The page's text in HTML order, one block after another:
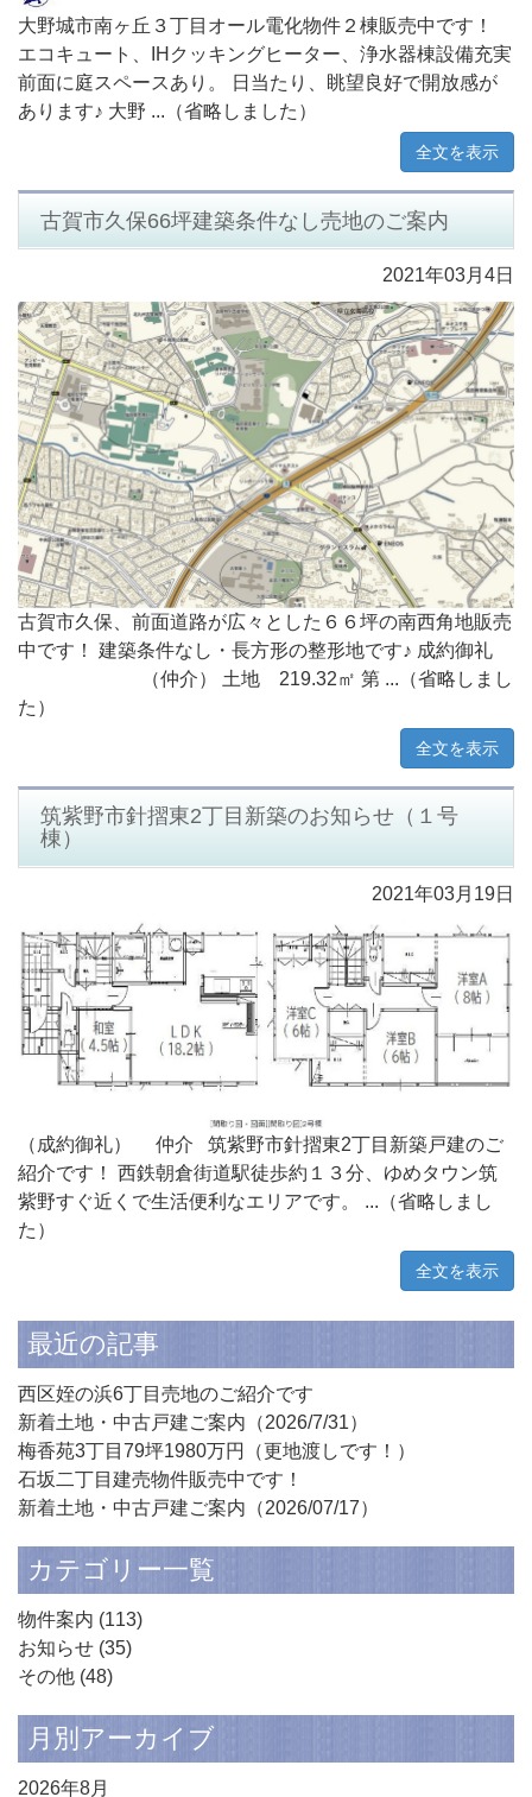
大野城市南ヶ丘３丁目オール電化物件２棟販売中です！
エコキュート、IHクッキングヒーター、浄水器棟設備充実
前面に庭スペースあり。 日当たり、眺望良好で開放感が
あります♪ 大野 ...（省略しました）
全文を表示
古賀市久保66坪建築条件なし売地のご案内
2021年03月4日
古賀市久保、前面道路が広々とした６６坪の南西角地販売
中です！ 建築条件なし・長方形の整形地です♪ 成約御礼
（仲介） 土地 219.32㎡ 第 ...（省略しまし
た）
全文を表示
筑紫野市針摺東2丁目新築のお知らせ（１号
棟）
2021年03月19日
（成約御礼） 仲介 筑紫野市針摺東2丁目新築戸建のご
紹介です！ 西鉄朝倉街道駅徒歩約１３分、ゆめタウン筑
紫野すぐ近くで生活便利なエリアです。 ...（省略しまし
た）
全文を表示
最近の記事
西区姪の浜6丁目売地のご紹介です
新着土地・中古戸建ご案内（2026/7/31）
梅香苑3丁目79坪1980万円（更地渡しです！）
石坂二丁目建売物件販売中です！
新着土地・中古戸建ご案内（2026/07/17）
カテゴリー一覧
物件案内 (113)
お知らせ (35)
その他 (48)
月別アーカイブ
2026年8月